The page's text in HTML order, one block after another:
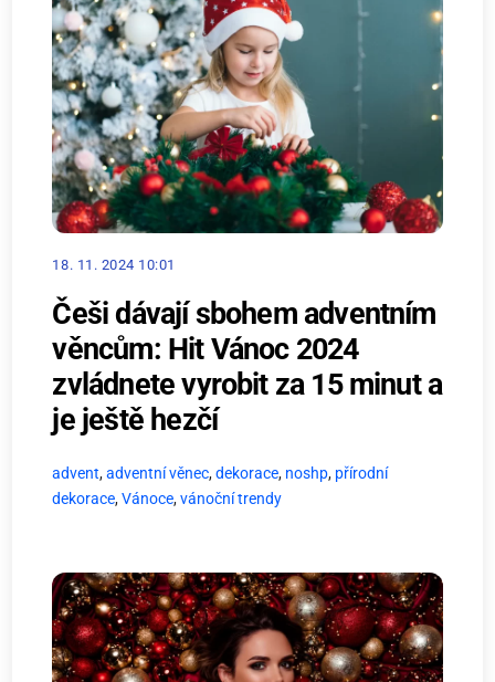
18. 11. 2024 10:01
Češi dávají sbohem adventním
věncům: Hit Vánoc 2024
zvládnete vyrobit za 15 minut a
je ještě hezčí
advent,adventní věnec,dekorace, noshp, přírodní
dekorace,Vánoce,vánoční trendy